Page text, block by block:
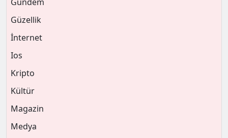
Güzellik
İnternet
Ios
Kripto
Kültür
Magazin
Medya